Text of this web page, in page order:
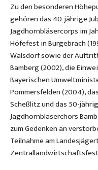
Zu den besonderen
gehören das 40-jährige
Jagdhornbläsercorps im
Höfefest in Burgebrach
Walsdorf sowie der
Bamberg (2002), die
Bayerischen
Pommersfelden (2004),
Scheßlitz und das 50-
Jagdhornbläserchors
zum Gedenken an
Teilnahme am